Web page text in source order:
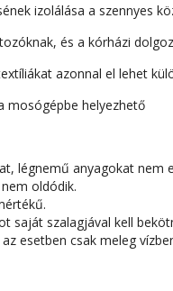
izolálása a szennyes
és a kórházi
azonnal el lehet
mosógépbe helyezhető
légnemű anyagokat nem
oldódik.
saját szalagjával kell
esetben csak meleg